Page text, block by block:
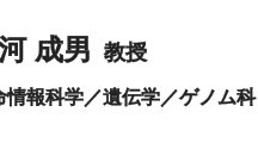
成男 教授
情報科学／遺伝学／ゲノム科